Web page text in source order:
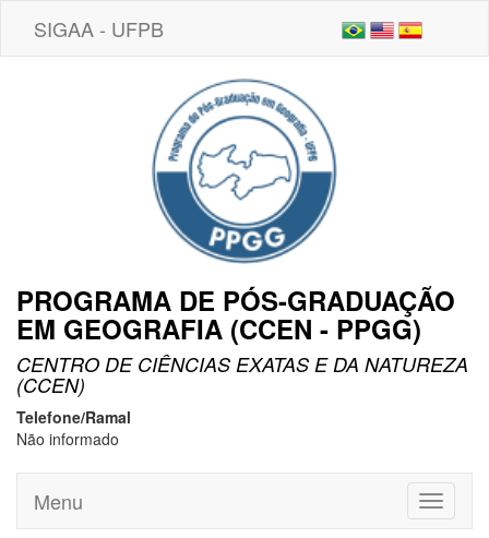
SIGAA - UFPB
PROGRAMA DE PÓS-GRADUAÇÃO
EM GEOGRAFIA (CCEN - PPGG)
CENTRO DE CIÊNCIAS EXATAS E DA NATUREZA
(CCEN)
Telefone/Ramal
Não informado
Toggle
Menu